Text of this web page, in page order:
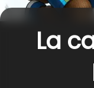
La